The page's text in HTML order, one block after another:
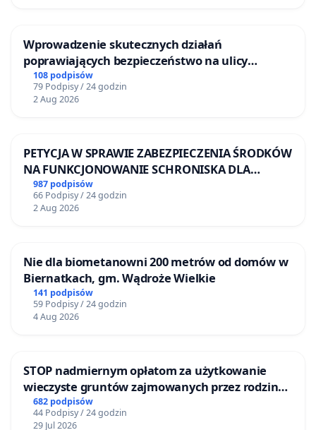
Wprowadzenie skutecznych działań
poprawiających bezpieczeństwo na ulicy
Żeromskiego w Otwocku
108 podpisów
79 Podpisy / 24 godzin
2 Aug 2026
PETYCJA W SPRAWIE ZABEZPIECZENIA ŚRODKÓW
NA FUNKCJONOWANIE SCHRONISKA DLA
BEZDOMNYCH ZWIERZĄT W SKARYSZEWIE
987 podpisów
66 Podpisy / 24 godzin
2 Aug 2026
Nie dla biometanowni 200 metrów od domów w
Biernatkach, gm. Wądroże Wielkie
141 podpisów
59 Podpisy / 24 godzin
4 Aug 2026
STOP nadmiernym opłatom za użytkowanie
wieczyste gruntów zajmowanych przez rodzinne
ogrody działkowe.
682 podpisów
44 Podpisy / 24 godzin
29 Jul 2026